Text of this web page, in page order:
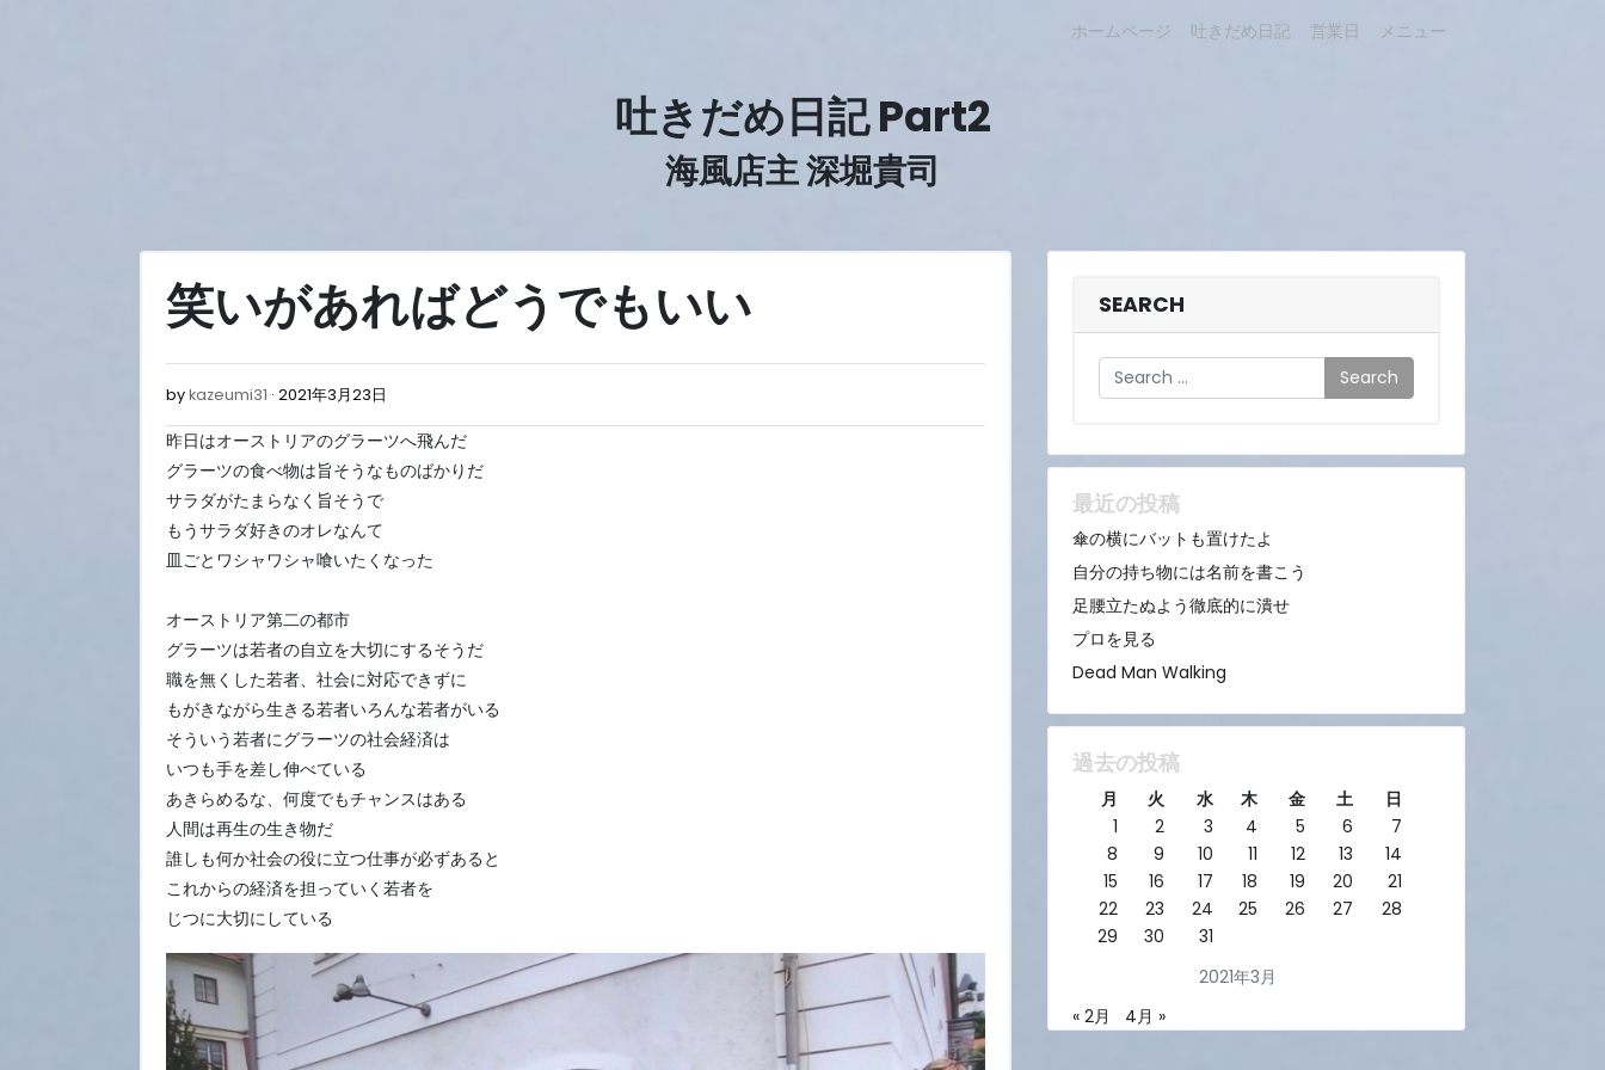
ホームページ 吐きだめ日記 営業日 メニュー
吐きだめ日記 Part2
海風店主 深堀貴司
笑いがあればどうでもいい
bykazeumi31 2021年3月23日
3
月
23
昨日はオーストリアのグラーツへ飛んだ
グラーツの食べ物は旨そうなものばかりだ
サラダがたまらなく旨そうで
もうサラダ好きのオレなんて
皿ごとワシャワシャ喰いたくなった
オーストリア第二の都市
グラーツは若者の自立を大切にするそうだ
職を無くした若者、社会に対応できずに
もがきながら生きる若者いろんな若者がいる
そういう若者にグラーツの社会経済は
いつも手を差し伸べている
あきらめるな、何度でもチャンスはある
人間は再生の生き物だ
誰しも何か社会の役に立つ仕事が必ずあると
これからの経済を担っていく若者を
じつに大切にしている
SEARCH
Search
最近の投稿
傘の横にバットも置けたよ
自分の持ち物には名前を書こう
足腰立たぬよう徹底的に潰せ
プロを見る
Dead Man Walking
過去の投稿
2021年3月
月 火 水 木 金 土
日
1
2 3 4 5 6
7
8
9 10 11 12 13
14
15
16 17 18 19 20
21
22
23 24 25 26 27
28
29
30 31
« 2月 4月 »